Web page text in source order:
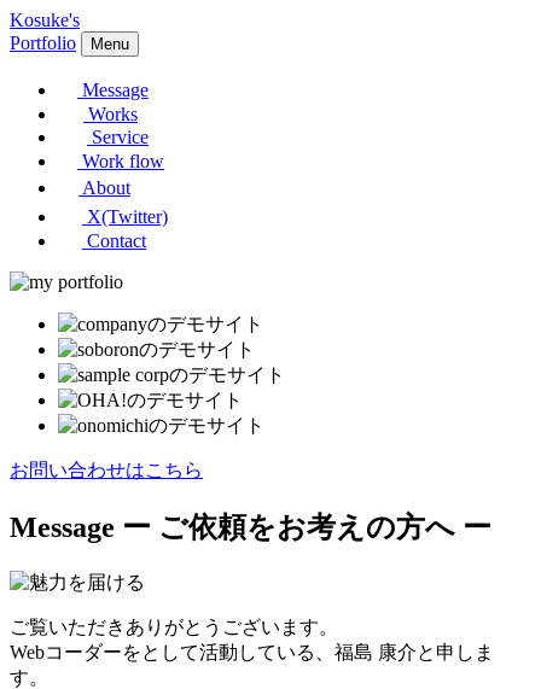
Kosuke's
Portfolio
Menu
Message
Works
Service
Work flow
About
X(Twitter)
Contact
お問い合わせはこちら
Message ー ご依頼をお考えの方へ ー
ご覧いただきありがとうございます。
Webコーダーをとして活動している、福島 康介と申しま
す。